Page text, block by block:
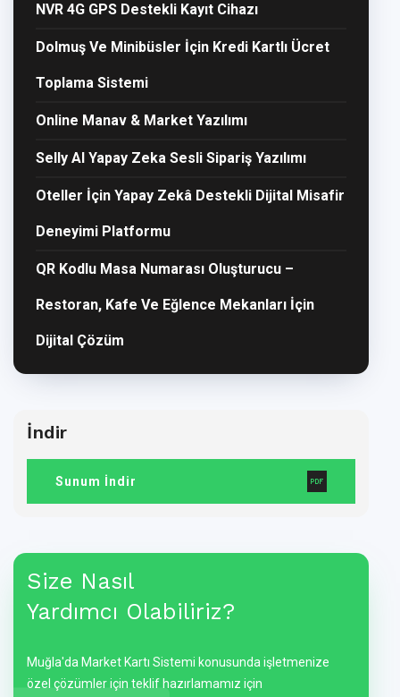
NVR 4G GPS Destekli Kayıt Cihazı
Dolmuş Ve Minibüsler İçin Kredi Kartlı Ücret
Toplama Sistemi
Online Manav & Market Yazılımı
Selly AI Yapay Zeka Sesli Sipariş Yazılımı
Oteller İçin Yapay Zekâ Destekli Dijital Misafir
Deneyimi Platformu
QR Kodlu Masa Numarası Oluşturucu –
Restoran, Kafe Ve Eğlence Mekanları İçin
Dijital Çözüm
İndir
Sunum İndir
Size Nasıl
Yardımcı Olabiliriz?
Muğla'da Market Kartı Sistemi konusunda işletmenize
özel çözümler için teklif hazırlamamız için